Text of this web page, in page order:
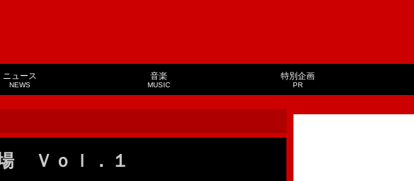
ニュース
NEWS
音楽
MUSIC
特別企画
PR
Ｖｏｌ．１